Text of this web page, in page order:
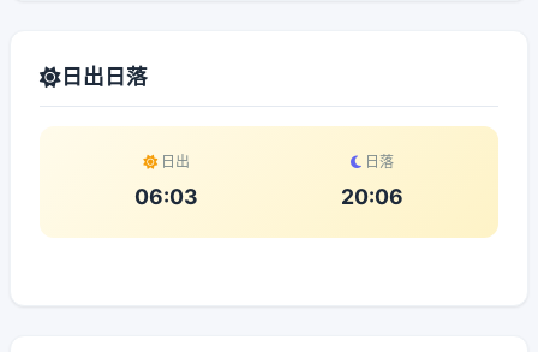
日出日落
日出
06:03
日落
20:06